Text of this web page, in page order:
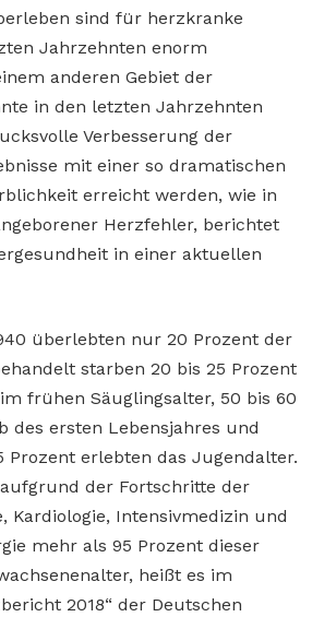
sind für herzkranke
Jahrzehnten enorm
anderen Gebiet der
in den letzten Jahrzehnten
Verbesserung der
mit einer so dramatischen
erreicht werden, wie in
Herzfehler, berichtet
in einer aktuellen
überlebten nur 20 Prozent der
starben 20 bis 25 Prozent
frühen Säuglingsalter, 50 bis 60
des ersten Lebensjahres und
Prozent erlebten das Jugendalter.
der Fortschritte der
Kardiologie, Intensivmedizin und
mehr als 95 Prozent dieser
heißt es im
2018“ der Deutschen